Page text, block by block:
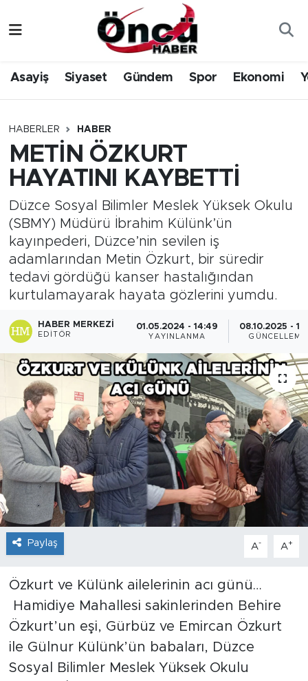
Asayiş Siyaset Gündem Spor Ekonomi
HABERLER HABER
METİN ÖZKURT
HAYATINI KAYBETTİ
Düzce Sosyal Bilimler Meslek Yüksek Okulu
(SBMY) Müdürü İbrahim Külünk’ün
kayınpederi, Düzce’nin sevilen iş
adamlarından Metin Özkurt, bir süredir
tedavi gördüğü kanser hastalığından
kurtulamayarak hayata gözlerini yumdu.
HABER MERKEZI
EDITÖR
01.05.2024 - 14:49
YAYINLANMA
08.10.2025 -
GÜNCELLEME
Paylaş A- A+
Özkurt ve Külünk ailelerinin acı günü…
Hamidiye Mahallesi sakinlerinden Behire
Özkurt’un eşi, Gürbüz ve Emircan Özkurt
ile Gülnur Külünk’ün babaları, Düzce
Sosyal Bilimler Meslek Yüksek Okulu
Gündem
Spor
Yerel Haber
Öncü Radyo Dinle
Öncü TV İzle
Düzce Nöbetçi Eczaneler
Düzce Hava Durumu
Düzce Trafik Yoğunluk Haritası
Tüm Manşetler
Son Dakika Haberleri
Haber Arşivi